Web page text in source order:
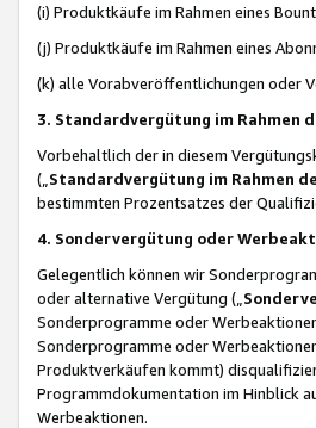
(i) Produktkäufe im Rahmen eines
(j) Produktkäufe im Rahmen eines
(k) alle Vorabveröffentlichungen oder
3. Standardvergütung im Rahmen
Vorbehaltlich der in diesem
(„ Standardvergütung im Rahmen
bestimmten Prozentsatzes der
4. Sondervergütung oder
Gelegentlich können wir
oder alternative Vergütung („
Sonderprogramme oder
Sonderprogramme oder
Produktverkäufen kommt)
Programmdokumentation im Hinblick
Werbeaktionen.